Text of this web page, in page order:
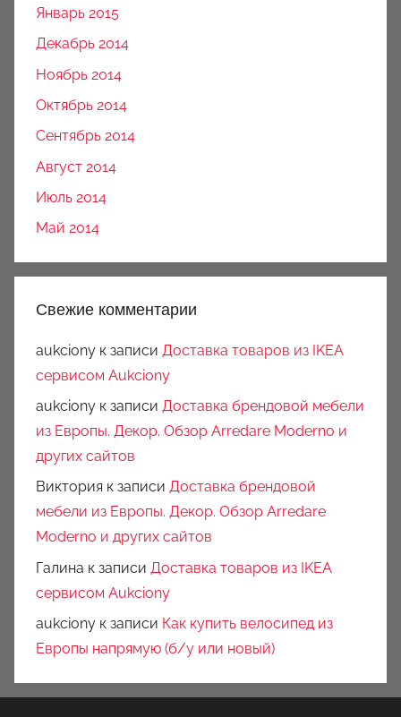
Январь 2015
Декабрь 2014
Ноябрь 2014
Октябрь 2014
Сентябрь 2014
Август 2014
Июль 2014
Май 2014
Свежие комментарии
aukciony к записи Доставка товаров из IKEA
сервисом Aukciony
aukciony к записи Доставка брендовой мебели
из Европы. Декор. Обзор Arredare Moderno и
других сайтов
Виктория к записи Доставка брендовой
мебели из Европы. Декор. Обзор Arredare
Moderno и других сайтов
Галина к записи Доставка товаров из IKEA
сервисом Aukciony
aukciony к записи Как купить велосипед из
Европы напрямую (б/у или новый)